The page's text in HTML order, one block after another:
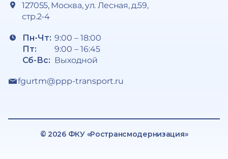
127055, Москва, ул. Лесная, д.59,
стр.2-4
Пн-Чт:
Пт:
Сб-Вс:
9:00 – 18:00
9:00 – 16:45
Выходной
fgurtm@ppp-transport.ru
© 2026 ФКУ «Ространсмодернизация»